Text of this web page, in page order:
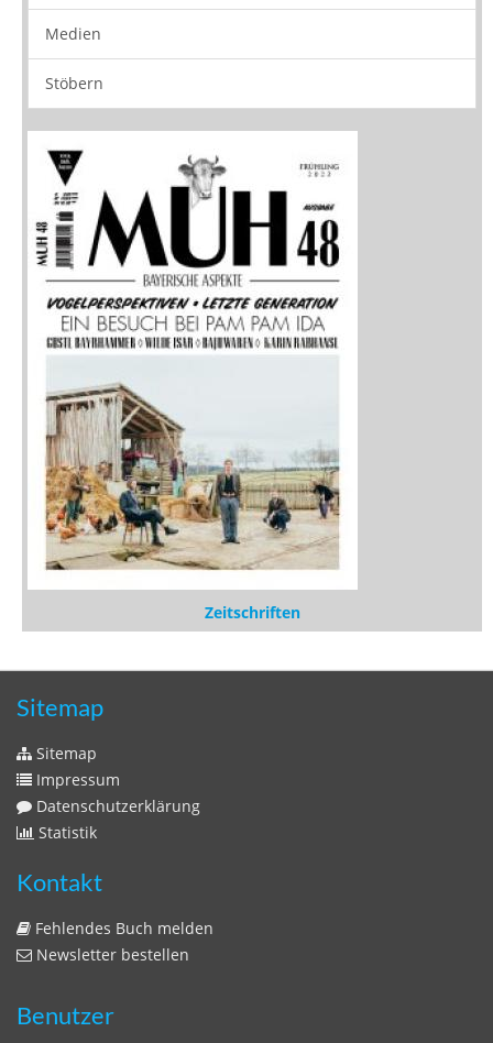
Zeitschriften
Sitemap
Sitemap
Impressum
Datenschutzerklärung
Statistik
Kontakt
Fehlendes Buch melden
Newsletter bestellen
Benutzer